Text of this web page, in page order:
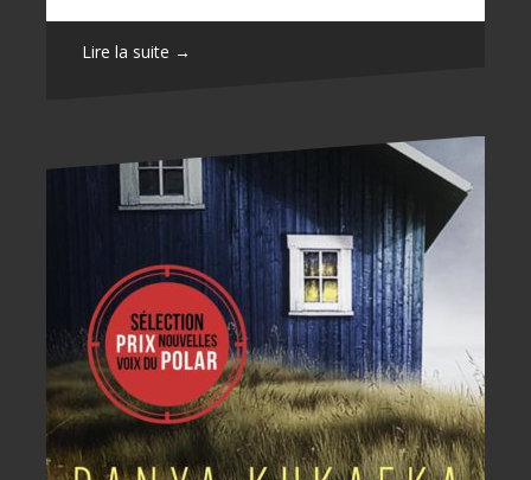
Lire la suite →